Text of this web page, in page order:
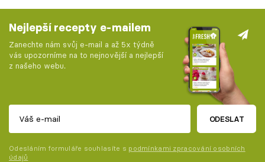
Nejlepší recepty e-mailem
Zanechte nám svůj e-mail a až 5x týdně
vás upozorníme na to nejnovější a nejlepší
z našeho webu.
ODESLAT
Odesláním formuláře souhlasíte s podmínkami zpracování osobních
údajů